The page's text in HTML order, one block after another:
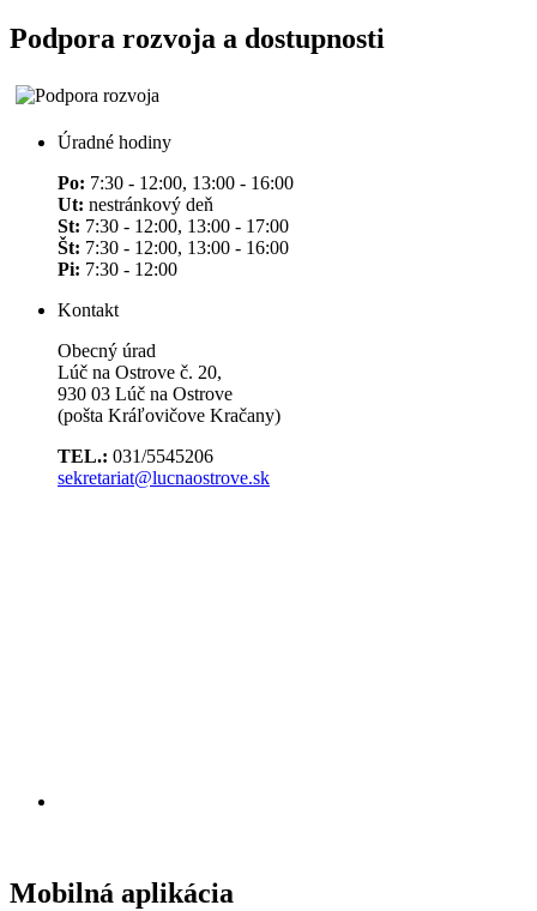
Podpora rozvoja a dostupnosti
Úradné hodiny
Po: 7:30 - 12:00, 13:00 - 16:00
Ut: nestránkový deň
St: 7:30 - 12:00, 13:00 - 17:00
Št: 7:30 - 12:00, 13:00 - 16:00
Pi: 7:30 - 12:00
Kontakt
Obecný úrad
Lúč na Ostrove č. 20,
930 03 Lúč na Ostrove
(pošta Kráľovičove Kračany)
TEL.: 031/5545206
sekretariat@lucnaostrove.sk
Mobilná aplikácia